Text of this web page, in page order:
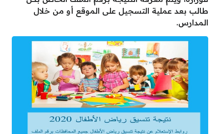
طالب بعد عملية التسجيل على الموقع أو من خلال
المدارس.